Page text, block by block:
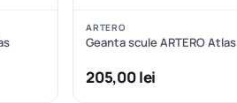
ARTERO
Geanta scule ARTERO Atlas
205,00 lei